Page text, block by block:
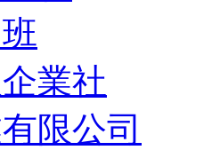
業社
限公司